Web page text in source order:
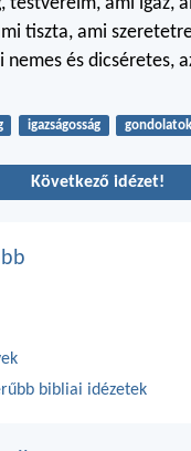
tiszta, ami
nemes és dicséretes,
igazságosság gondolatok
Következő idézet!
bibliai idézetek